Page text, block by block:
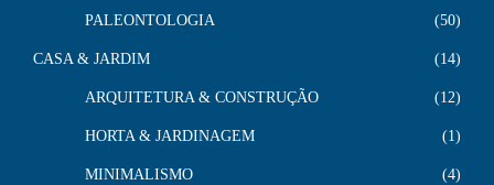
PALEONTOLOGIA 50
CASA & JARDIM 14
ARQUITETURA & CONSTRUÇÃO 12
HORTA & JARDINAGEM 1
MINIMALISMO 4